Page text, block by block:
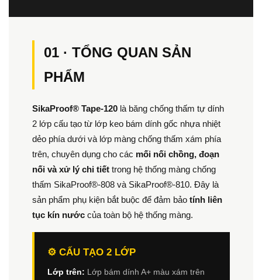
01 · TỔNG QUAN SẢN
PHẨM
SikaProof® Tape-120 là băng chống thấm tự dính
2 lớp cấu tạo từ lớp keo bám dính gốc nhựa nhiệt
dẻo phía dưới và lớp màng chống thấm xám phía
trên, chuyên dụng cho các mối nối chồng, đoạn
nối và xử lý chi tiết trong hệ thống màng chống
thấm SikaProof®-808 và SikaProof®-810. Đây là
sản phẩm phụ kiện bắt buộc để đảm bảo tính liên
tục kín nước của toàn bộ hệ thống màng.
⚙️ CẤU TẠO 2 LỚP
Lớp trên: Lớp bám dính A+ màu xám trên